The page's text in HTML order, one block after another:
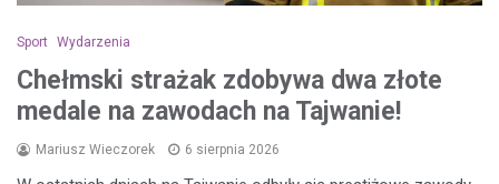
Sport Wydarzenia
Chełmski strażak zdobywa dwa złote
medale na zawodach na Tajwanie!
Mariusz Wieczorek 6 sierpnia 2026